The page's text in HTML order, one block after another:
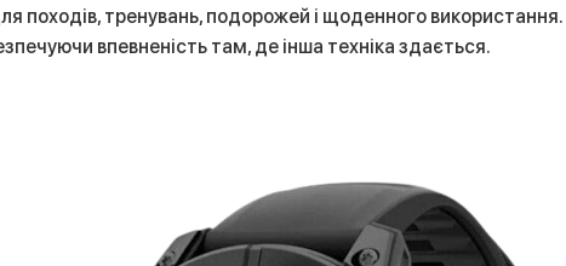
походів, тренувань, подорожей і щоденного
впевненість там, де інша техніка здається.